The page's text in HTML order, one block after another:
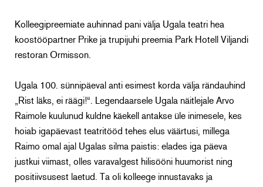
Kolleegipreemiate auhinnad pani välja Ugala teatri hea
koostööpartner Prike ja trupijuhi preemia Park Hotell Viljandi
restoran Ormisson.
Ugala 100. sünnipäeval anti esimest korda välja rändauhind
„Rist läks, ei räägi!“. Legendaarsele Ugala näitlejale Arvo
Raimole kuulunud kuldne käekell antakse üle inimesele, kes
hoiab igapäevast teatritööd tehes elus väärtusi, millega
Raimo omal ajal Ugalas silma paistis: elades iga päeva
justkui viimast, olles varavalgest hilisööni huumorist ning
positiivsusest laetud. Ta oli kolleege innustavaks ja